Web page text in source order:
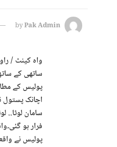
byPak Admin
واہ کینٹ /
ساتھی کے
پولیس کے
سامان لوٹا..
فرار ہو
پولیس نے